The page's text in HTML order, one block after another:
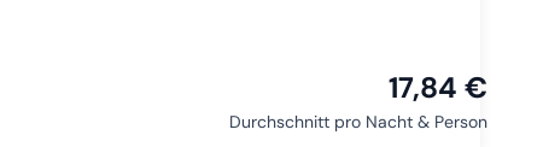
17,84 €
Durchschnitt pro Nacht & Person